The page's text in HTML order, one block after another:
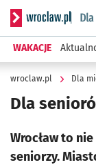
Serwis
WAKACJE
wroclaw.pl Dla
Dla
Wrocław to
seniorzy.